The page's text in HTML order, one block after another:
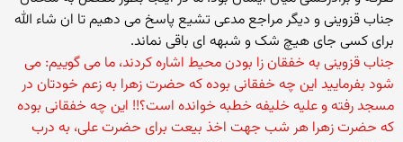
جناب قزوینی و دیگر مراجع مدعی تشیع پاسخ می دهیم تا ان شاء الله
برای کسی جای هیچ شک و شبهه ای باقی نماند.
جناب قزوینی به خفقان زا بودن محیط اشاره کردند، ما می گوییم: می
شود بفرمایید این چه خفقانی بوده که حضرت زهرا به زعم خودتان در
مسجد رفته و علیه خلیفه خطبه خوانده است؟!! این چه خفقانی بوده
که حضرت زهرا هر شب جهت اخذ بیعت برای حضرت علی، به درب